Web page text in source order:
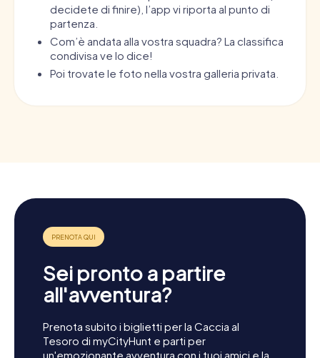
decidete di finire), l’app vi riporta al punto di
partenza.
Com’è andata alla vostra squadra? La classifica
condivisa ve lo dice!
Poi trovate le foto nella vostra galleria privata.
Sei pronto a partire
all'avventura?
Prenota subito i biglietti per la Caccia al
Tesoro di myCityHunt e parti per
un'emozionante avventura con i tuoi amici e la